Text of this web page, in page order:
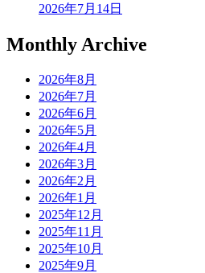
2026年7月14日
Monthly Archive
2026年8月
2026年7月
2026年6月
2026年5月
2026年4月
2026年3月
2026年2月
2026年1月
2025年12月
2025年11月
2025年10月
2025年9月